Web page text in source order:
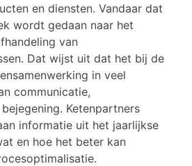
en diensten. Vandaar dat
wordt gedaan naar het
van
Dat wijst uit dat het bij de
in veel
communicatie,
Ketenpartners
informatie uit het jaarlijkse
en hoe het beter kan